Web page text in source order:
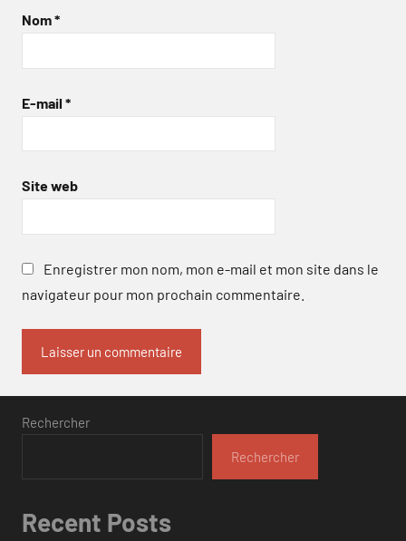
Nom*
E-mail *
Site web
Enregistrer mon nom, mon e-mail et mon site dans le
navigateur pour mon prochain commentaire.
Rechercher
Rechercher
Recent Posts